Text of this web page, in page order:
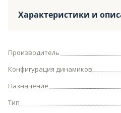
Характеристики и
Производитель
Конфигурация динамиков
Назначение
Тип